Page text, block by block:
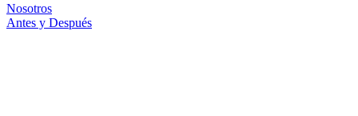
Nosotros
Antes y Después